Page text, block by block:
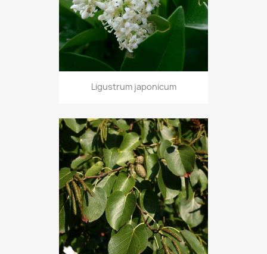
Ligustrum japonicum